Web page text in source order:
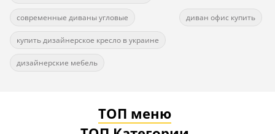
современные диваны угловые диван офис купить
купить дизайнерское кресло в украине
дизайнерские мебель
ТОП меню